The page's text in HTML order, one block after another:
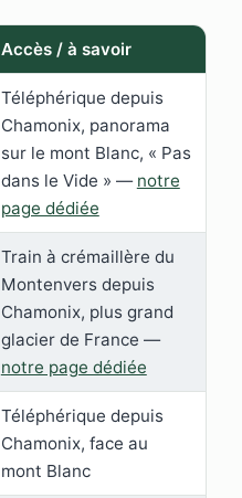
Accès / à savoir
Téléphérique depuis
Chamonix, panorama
sur le mont Blanc, « Pas
dans le Vide » — notre
page dédiée
Train à crémaillère du
Montenvers depuis
Chamonix, plus grand
glacier de France —
notre page dédiée
Téléphérique depuis
Chamonix, face au
mont Blanc